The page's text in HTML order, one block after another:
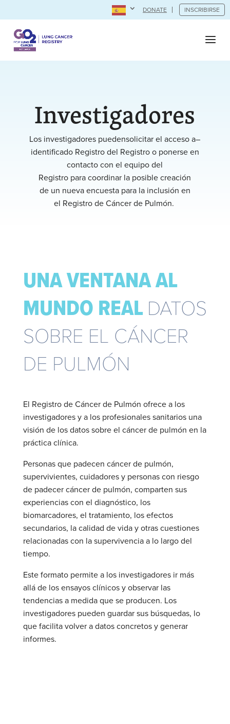
DONATE INSCRIBIRSE
Investigadores
Los investigadores puedensolicitar el acceso a–
identificado Registrodel Registroo ponerse en
contacto con el equipo del
Registro paracoordinar la posible creación
de un nuevaencuesta para la inclusión en
el Registrode Cáncer de Pulmón.
UNA VENTANA AL
MUNDO REAL DATOS
SOBRE EL CÁNCER
DE PULMÓN
El Registro de Cáncer de Pulmón ofrece a los
investigadores y a los profesionales sanitarios una
visión de los datos sobre el cáncer de pulmón en la
práctica clínica.
Personas que padecen cáncer de pulmón,
supervivientes, cuidadores y personas con riesgo
de padecer cáncer de pulmón, comparten sus
experiencias con el diagnóstico, los
biomarcadores, el tratamiento, los efectos
secundarios, la calidad de vida y otras cuestiones
relacionadas con la supervivencia a lo largo del
tiempo.
Este formato permite a los investigadores ir más
allá de los ensayos clínicos y observar las
tendencias a medida que se producen. Los
investigadores pueden guardar sus búsquedas, lo
que facilita volver a datos concretos y generar
informes.